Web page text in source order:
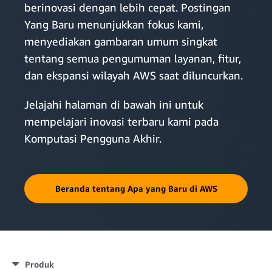
berinovasi dengan lebih cepat. Postingan
Yang Baru menunjukkan fokus kami,
menyediakan gambaran umum singkat
tentang semua pengumuman layanan, fitur,
dan ekspansi wilayah AWS saat diluncurkan.
Jelajahi halaman di bawah ini untuk
mempelajari inovasi terbaru kami pada
Komputasi Pengguna Akhir.
Beranda tentang Apa yang Baru di AWS
Produk